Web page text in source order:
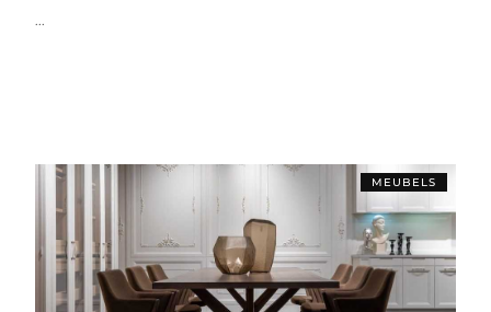
...
MEUBELS